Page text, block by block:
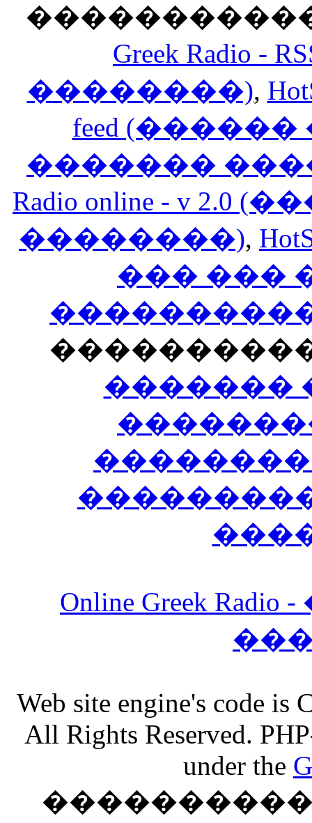
Greek Radio
��������),
feed
�������
Radio online - v
��������),
��� ���
�������
Online Greek
Web site engine's code
All Rights Reserved.
under the
����������